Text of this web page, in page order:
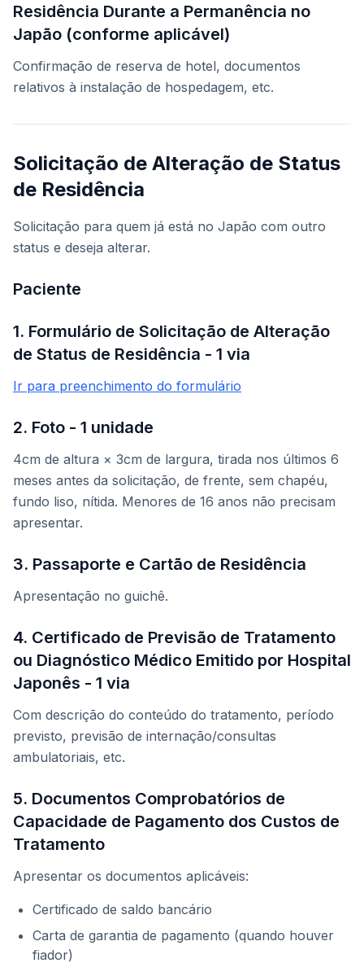
Residência Durante a Permanência no
Japão (conforme aplicável)
Confirmação de reserva de hotel, documentos
relativos à instalação de hospedagem, etc.
Solicitação de Alteração de Status
de Residência
Solicitação para quem já está no Japão com outro
status e deseja alterar.
Paciente
1. Formulário de Solicitação de Alteração
de Status de Residência - 1 via
Ir para preenchimento do formulário
2. Foto - 1 unidade
4cm de altura × 3cm de largura, tirada nos últimos 6
meses antes da solicitação, de frente, sem chapéu,
fundo liso, nítida. Menores de 16 anos não precisam
apresentar.
3. Passaporte e Cartão de Residência
Apresentação no guichê.
4. Certificado de Previsão de Tratamento
ou Diagnóstico Médico Emitido por Hospital
Japonês - 1 via
Com descrição do conteúdo do tratamento, período
previsto, previsão de internação/consultas
ambulatoriais, etc.
5. Documentos Comprobatórios de
Capacidade de Pagamento dos Custos de
Tratamento
Apresentar os documentos aplicáveis:
Certificado de saldo bancário
Carta de garantia de pagamento (quando houver
fiador)